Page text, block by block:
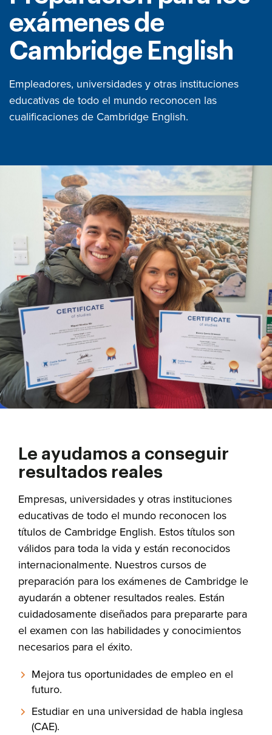
exámenes de
Cambridge English
Empleadores, universidades y otras instituciones
educativas de todo el mundo reconocen las
cualificaciones de Cambridge English.
Le ayudamos a conseguir
resultados reales
Empresas, universidades y otras instituciones
educativas de todo el mundo reconocen los
títulos de Cambridge English. Estos títulos son
válidos para toda la vida y están reconocidos
internacionalmente. Nuestros cursos de
preparación para los exámenes de Cambridge le
ayudarán a obtener resultados reales. Están
cuidadosamente diseñados para prepararte para
el examen con las habilidades y conocimientos
necesarios para el éxito.
Mejora tus oportunidades de empleo en el
futuro.
Estudiar en una universidad de habla inglesa
(CAE).